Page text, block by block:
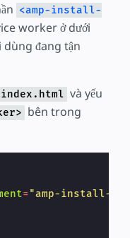
<amp-install-
worker ở dưới
đang tận
index.html và yếu
bên trong
="amp-install-